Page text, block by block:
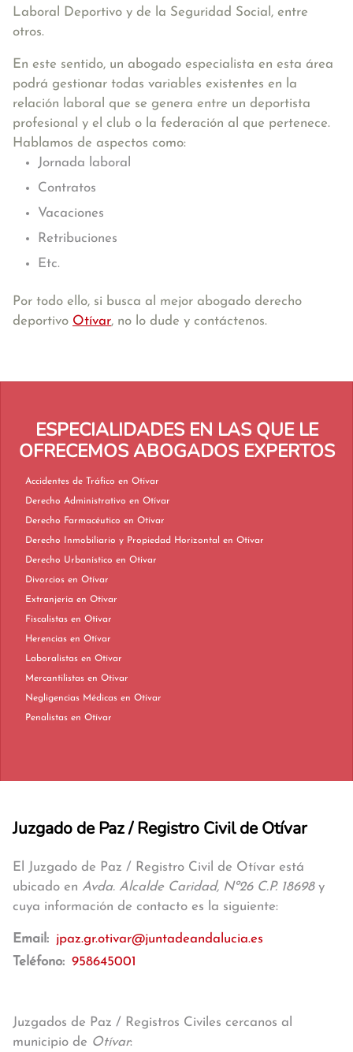
Laboral Deportivo y de la Seguridad Social, entre
otros.
En este sentido, un abogado especialista en esta área
podrá gestionar todas variables existentes en la
relación laboral que se genera entre un deportista
profesional y el club o la federación al que pertenece.
Hablamos de aspectos como:
Jornada laboral
Contratos
Vacaciones
Retribuciones
Etc.
Por todo ello, si busca al mejor abogado derecho
deportivo Otívar, no lo dude y contáctenos.
ESPECIALIDADES EN LAS QUE LE
OFRECEMOS ABOGADOS EXPERTOS
Accidentes de Tráfico en Otívar
Derecho Administrativo en Otívar
Derecho Farmacéutico en Otívar
Derecho Inmobiliario y Propiedad Horizontal en Otívar
Derecho Urbanístico en Otívar
Divorcios en Otívar
Extranjería en Otívar
Fiscalistas en Otívar
Herencias en Otívar
Laboralistas en Otívar
Mercantilistas en Otívar
Negligencias Médicas en Otívar
Penalistas en Otívar
Juzgado de Paz / Registro Civil de Otívar
El Juzgado de Paz / Registro Civil de Otívar está
ubicado en Avda. Alcalde Caridad, Nº26 C.P. 18698y
cuya información de contacto es la siguiente:
Email: jpaz.gr.otivar@juntadeandalucia.es
Teléfono: 958645001
Juzgados de Paz / Registros Civiles cercanos al
municipio de Otívar: